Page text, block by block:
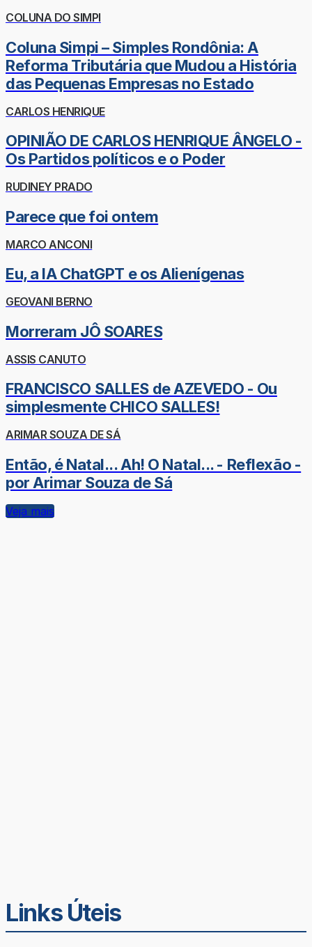
COLUNA DO SIMPI
Coluna Simpi – Simples Rondônia: A
Reforma Tributária que Mudou a História
das Pequenas Empresas no Estado
CARLOS HENRIQUE
OPINIÃO DE CARLOS HENRIQUE ÂNGELO -
Os Partidos políticos e o Poder
RUDINEY PRADO
Parece que foi ontem
MARCO ANCONI
Eu, a IA ChatGPT e os Alienígenas
GEOVANI BERNO
Morreram JÔ SOARES
ASSIS CANUTO
FRANCISCO SALLES de AZEVEDO - Ou
simplesmente CHICO SALLES!
ARIMAR SOUZA DE SÁ
Então, é Natal... Ah! O Natal... - Reflexão -
por Arimar Souza de Sá
Veja mais
Links Úteis